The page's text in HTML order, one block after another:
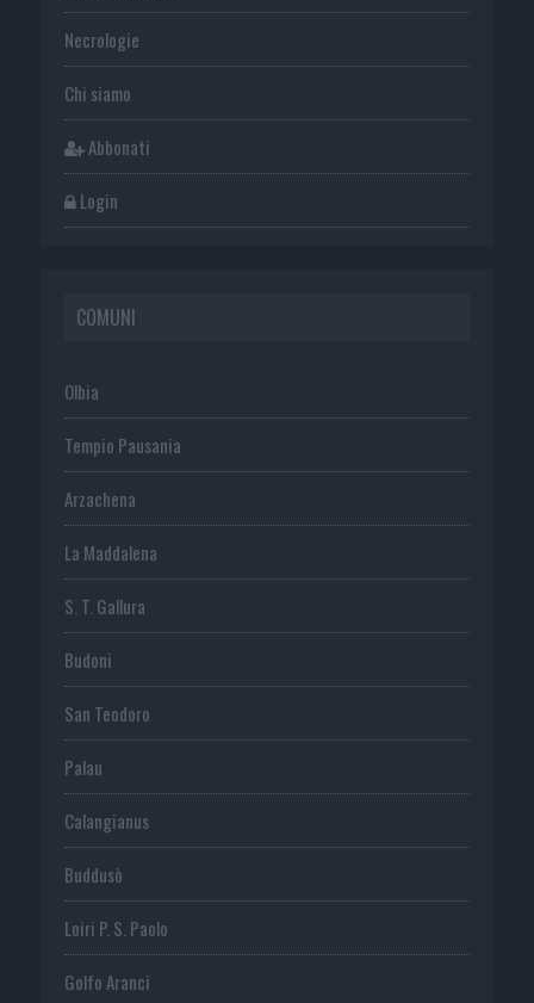
Necrologie
Chi siamo
Abbonati
Login
COMUNI
Olbia
Tempio Pausania
Arzachena
La Maddalena
S. T. Gallura
Budoni
San Teodoro
Palau
Calangianus
Buddusò
Loiri P. S. Paolo
Golfo Aranci